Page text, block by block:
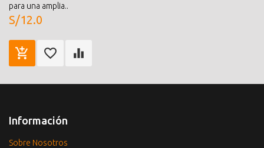
para una amplia..
S/12.0
Información
Sobre Nosotros